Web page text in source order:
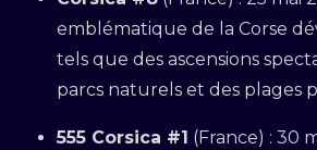
emblématique de la Corse
tels que des ascensions
parcs naturels et des plages
555 Corsica #1 (France) : 30